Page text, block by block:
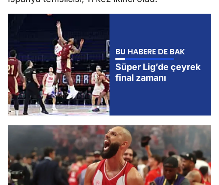
BU HABERE DE BAK
Süper Lig’de çeyrek
final zamanı